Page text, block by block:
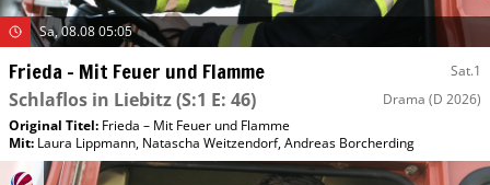
Sa, 08.08 05:05
Frieda – Mit Feuer und Flamme Sat.1
Schlaflos in Liebitz(S:1 E: 46) Drama (D 2026)
Original Titel: Frieda – Mit Feuer und Flamme
Mit: Laura Lippmann, Natascha Weitzendorf,Andreas Borcherding